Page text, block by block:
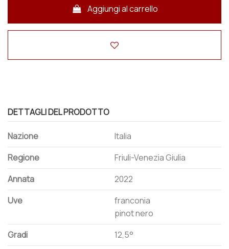
Aggiungi al carrello
DETTAGLI DEL PRODOTTO
Nazione
Italia
Regione
Friuli-Venezia Giulia
Annata
2022
Uve
franconia
pinot nero
Gradi
12,5°